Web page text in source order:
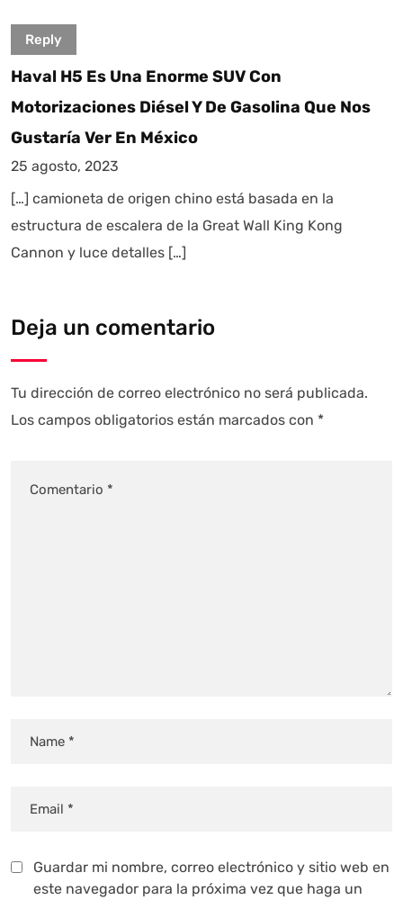
Reply
Haval H5 Es Una Enorme SUV Con
Motorizaciones Diésel Y De Gasolina Que Nos
Gustaría Ver En México
25 agosto, 2023
[…] camioneta de origen chino está basada en la
estructura de escalera de la Great Wall King Kong
Cannon y luce detalles […]
Deja un comentario
Tu dirección de correo electrónico no será publicada.
Los campos obligatorios están marcados con *
Guardar mi nombre, correo electrónico y sitio web en
este navegador para la próxima vez que haga un